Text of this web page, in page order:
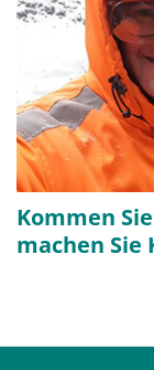
Kommen
machen Sie